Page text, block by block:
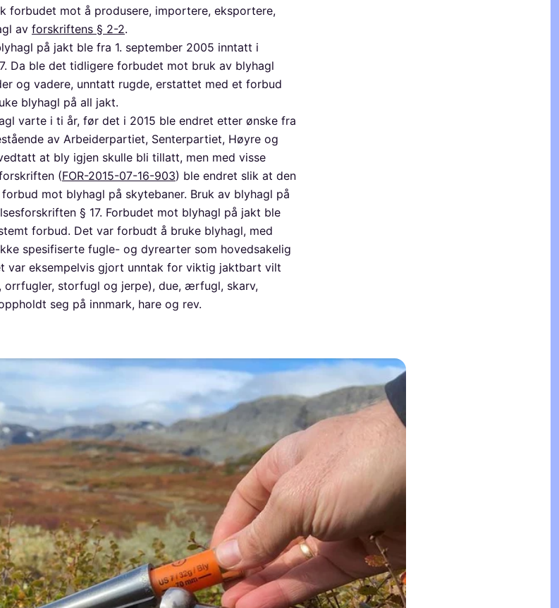
forbudet mot å produsere, importere, eksportere,
av forskriftens § 2-2.
på jakt ble fra 1. september 2005 inntatt i
Da ble det tidligere forbudet mot bruk av blyhagl
og vadere, unntatt rugde, erstattet med et forbud
blyhagl på all jakt.
varte i ti år, før det i 2015 ble endret etter ønske fra
av Arbeiderpartiet, Senterpartiet, Høyre og
at bly igjen skulle bli tillatt, men med visse
(FOR-2015-07-16-903) ble endret slik at den
mot blyhagl på skytebaner. Bruk av blyhagl på
§ 17. Forbudet mot blyhagl på jakt ble
forbud. Det var forbudt å bruke blyhagl, med
spesifiserte fugle- og dyrearter som hovedsakelig
var eksempelvis gjort unntak for viktig jaktbart vilt
orrfugler, storfugl og jerpe), due, ærfugl, skarv,
seg på innmark, hare og rev.